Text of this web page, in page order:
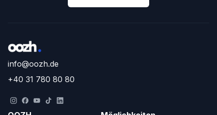
info@oozh.de
+40 31 780 80 80